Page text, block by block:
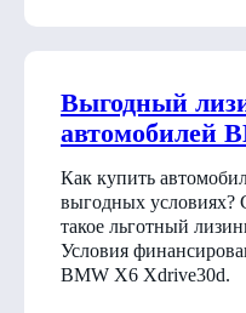
Выгодный
автомобилей
Как купить
выгодных условиях?
такое льготный
Условия
BMW X6 Xdrive30d.